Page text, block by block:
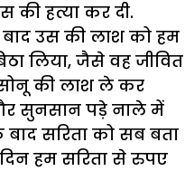
हत्या कर दी.
उस की लाश को हम
लिया, जैसे वह जीवित
सोनू की लाश ले कर
सुनसान पड़े नाले में
सरिता को सब बता
हम सरिता से रुपए